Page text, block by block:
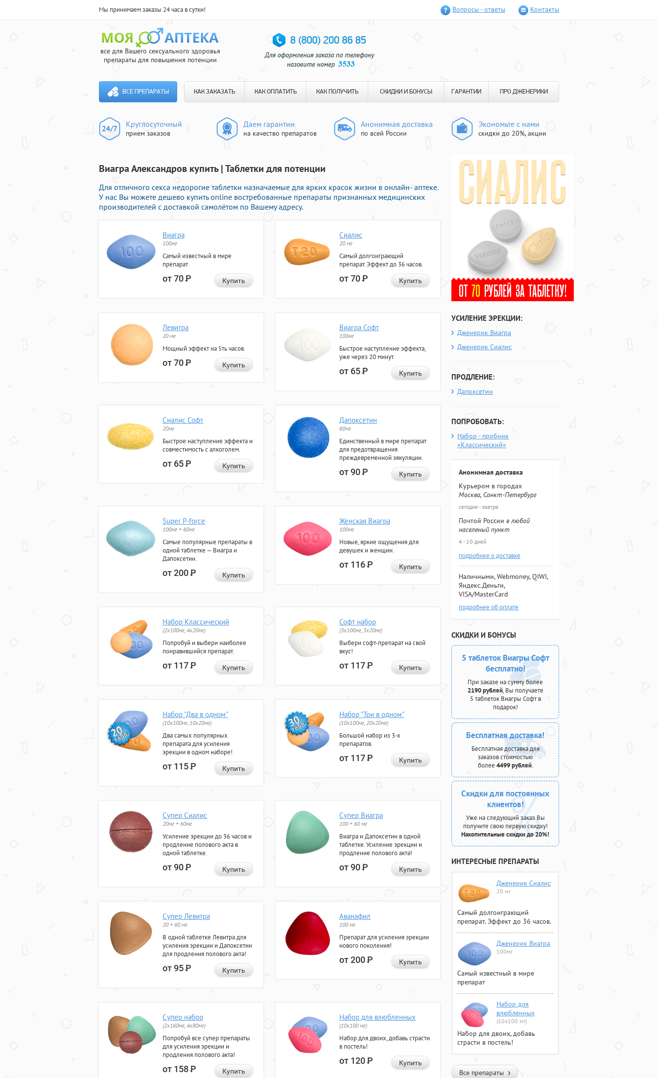
Мы принимаем заказы 24 часа в сутки! Вопросы - ответы Контакты
все для Вашего сексуального здоровья
препараты для повышения потенции
ВСЕ ПРЕПАРАТЫ КАК ЗАКАЗАТЬ КАК ОПЛАТИТЬ КАК ПОЛУЧИТЬ СКИДКИ И БОНУСЫ ГАРАНТИИ ПРО ДЖЕНЕРИКИ
Круглосуточный
прием заказов
Даем гарантии
на качество препаратов
Анонимная доставка
по всей России
Экономьте с нами
скидки до 20%, акции
Виагра Александров купить | Таблетки для потенции
Для отличного секса недорогие таблетки назначаемые для ярких красок жизни в онлайн- аптеке.
У нас Вы можете дешево купить online востребованные препараты признанных медицинских
производителей с доставкой самолётом по Вашему адресу.
Виагра
100мг
Самый известный в мире
препарат
от 70Р Купить
Сиалис
20 мг
Самый долгоиграющий
препарат. Эффект до 36 часов.
от 70Р Купить
Левитра
20 мг
Мощный эффект на 5ть часов.
от 70Р Купить
Виагра Софт
100мг
Быстрое наступление эффекта,
уже через 20 минут.
от 65Р Купить
Сиалис Софт
20мг
Быстрое наступление эффекта и
совместимость с алкоголем.
от 65Р Купить
Дапоксетин
60мг
Единственный в мире препарат
для предотвращения
преждевременной эякуляции.
от 90Р Купить
Super P-force
100мг + 60мг
Самые популярные препараты в
одной таблетке — Виагра и
Дапоксетин.
от 200Р Купить
Женская Виагра
100мг
Новые, яркие ощущения для
девушек и женщин.
от 116Р Купить
Набор Классический
(2x100мг, 4x20мг)
Попробуй и выбери наиболее
понравившийся препарат.
от 117Р Купить
Софт набор
(3x100мг, 3x20мг)
Выбери софт-препарат на свой
вкус!
от 117Р Купить
Набор "Два в одном"
(10x100мг, 10x20мг)
Два самых популярных
препарата для усиления
эрекции в одном наборе!
от 115Р Купить
Набор "Три в одном"
(10x100мг, 20x20мг)
Большой набор из 3-х
препаратов.
от 117Р Купить
Супер Сиалис
20мг + 60мг
Усиление эрекции до 36 часов и
продление полового акта в
одной таблетке.
от 90Р Купить
Супер Виагра
100 + 60 мг
Виагра и Дапоксетин в одной
таблетке. Усиление эрекции и
продление полового акта!
от 90Р Купить
Супер Левитра
20 + 60 мг
В одной таблетке Левитра для
усиления эрекции и Дапоксетин
для продления полового акта!
от 95Р Купить
Аванафил
100 мг
Препарат для усиления эрекции
нового поколения!
от 200Р Купить
Супер набор
(2х160мг, 4х80мг)
Попробуй все супер препараты
для усиления эрекции и
продления полового акта!
от 158Р Купить
Набор для влюбленных
(10х100 мг)
Набор для двоих, добавь страсти
в постель!
от 120Р Купить
УСИЛЕНИЕ ЭРЕКЦИИ:
Дженерик Виагра
Дженерик Сиалис
ПРОДЛЕНИЕ:
Дапоксетин
ПОПРОБОВАТЬ:
Набор - пробник
«Классический»
Анонимная доставка
Курьером в городах
Москва, Санкт-Петербург
сегодня - завтра
Почтой России в любой
населеный пункт
4 - 10 дней
подробнее о доставке
Наличными, Webmoney, QIWI,
Яндекс.Деньги,
VISA/MasterCard
подробнее об оплате
СКИДКИ И БОНУСЫ
5 таблеток Виагры Софт
бесплатно!
При заказе на сумму более
2190 рублей, Вы получаете
5 таблеток Виагры Софт в
подарок!
Бесплатная доставка!
Бесплатная доставка для
заказов стоимостью
более 4499 рублей.
Скидки для постоянных
клиентов!
Уже на следующий заказ Вы
получите свою первую скидку!
Накопительные скидки до 20%!
ИНТЕРЕСНЫЕ ПРЕПАРАТЫ
Дженерик Сиалис
20 мг
Самый долгоиграющий
препарат. Эффект до 36 часов.
Дженерик Виагра
100мг
Самый известный в мире
препарат
Набор для
влюбленных
(10х100 мг)
Набор для двоих, добавь
страсти в постель!
Все препараты